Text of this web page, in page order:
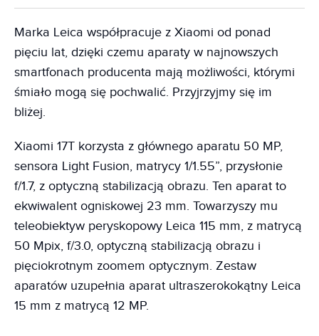
Marka Leica współpracuje z Xiaomi od ponad
pięciu lat, dzięki czemu aparaty w najnowszych
smartfonach producenta mają możliwości, którymi
śmiało mogą się pochwalić. Przyjrzyjmy się im
bliżej.
Xiaomi 17T korzysta z głównego aparatu 50 MP,
sensora Light Fusion, matrycy 1/1.55”, przysłonie
f/1.7, z optyczną stabilizacją obrazu. Ten aparat to
ekwiwalent ogniskowej 23 mm. Towarzyszy mu
teleobiektyw peryskopowy Leica 115 mm, z matrycą
50 Mpix, f/3.0, optyczną stabilizacją obrazu i
pięciokrotnym zoomem optycznym. Zestaw
aparatów uzupełnia aparat ultraszerokokątny Leica
15 mm z matrycą 12 MP.